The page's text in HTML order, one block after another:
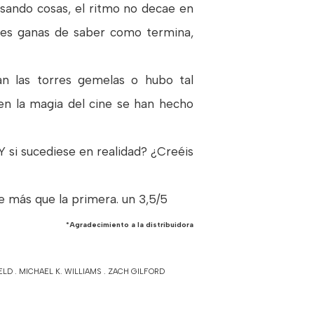
cosas, el ritmo no decae en
ganas de saber como termina,
las torres gemelas o hubo tal
la magia del cine se han hecho
sucediese en realidad? ¿Creéis
más que la primera. un 3,5/5
*Agradecimiento a la distribuidora
. MICHAEL K. WILLIAMS . ZACH GILFORD